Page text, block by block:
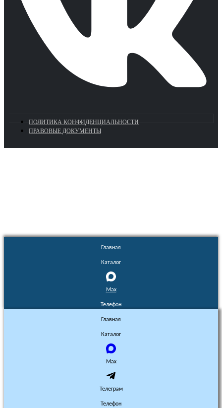
ПОЛИТИКА КОНФИДЕНЦИАЛЬНОСТИ
ПРАВОВЫЕ ДОКУМЕНТЫ
Главная
Каталог
Max
Телефон
Главная
Каталог
Max
Телеграм
Телефон